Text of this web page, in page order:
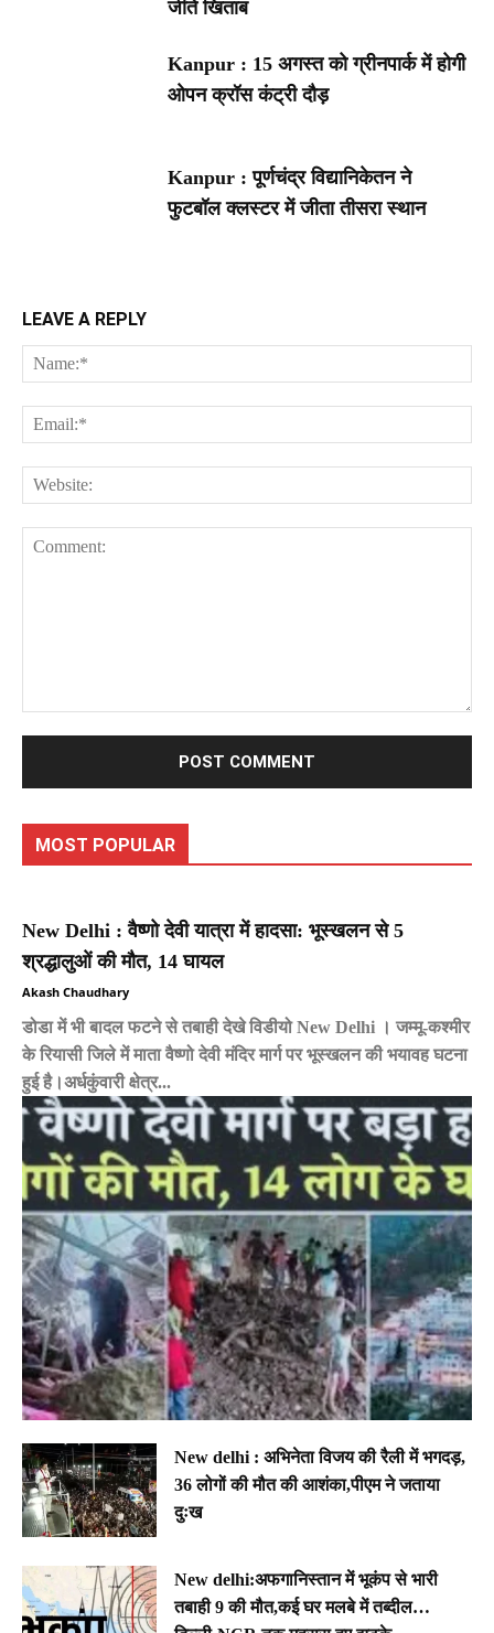
जीते खिताब
Kanpur : 15 अगस्त को ग्रीनपार्क में होगी
ओपन क्रॉस कंट्री दौड़
Kanpur : पूर्णचंद्र विद्यानिकेतन ने
फुटबॉल क्लस्टर में जीता तीसरा स्थान
LEAVE A REPLY
MOST POPULAR
New Delhi : वैष्णो देवी यात्रा में हादसा: भूस्खलन से 5
श्रद्धालुओं की मौत, 14 घायल
Akash Chaudhary
डोडा में भी बादल फटने से तबाही देखे विडीयो New Delhi । जम्मू-कश्मीर
के रियासी जिले में माता वैष्णो देवी मंदिर मार्ग पर भूस्खलन की भयावह घटना
हुई है।अर्धकुंवारी क्षेत्र...
New delhi : अभिनेता विजय की रैली में भगदड़,
36 लोगों की मौत की आशंका,पीएम ने जताया
दुःख
New delhi:अफगानिस्तान में भूकंप से भारी
तबाही 9 की मौत,कई घर मलबे में तब्दील…